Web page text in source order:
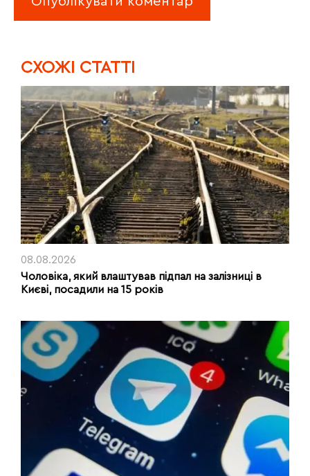
CХОЖІ СТАТТІ
08.08.2026
Чоловіка, який влаштував підпал на залізниці в
Києві, посадили на 15 років